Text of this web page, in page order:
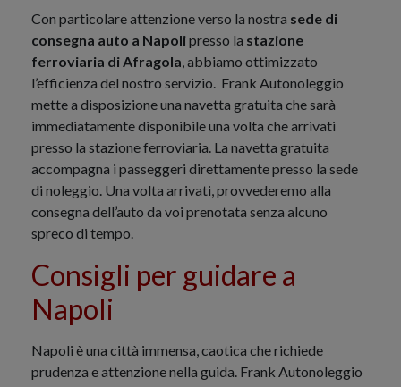
Con particolare attenzione verso la nostra sede di
consegna auto a Napolipresso la stazione
ferroviaria di Afragola, abbiamo ottimizzato
l’efficienza del nostro servizio. Frank Autonoleggio
mette a disposizione una navetta gratuita che sarà
immediatamente disponibile una volta che arrivati
presso la stazione ferroviaria. La navetta gratuita
accompagna i passeggeri direttamente presso la sede
di noleggio. Una volta arrivati, provvederemo alla
consegna dell’auto da voi prenotata senza alcuno
spreco di tempo.
Consigli per guidare a
Napoli
Napoli è una città immensa, caotica che richiede
prudenza e attenzione nella guida. Frank Autonoleggio